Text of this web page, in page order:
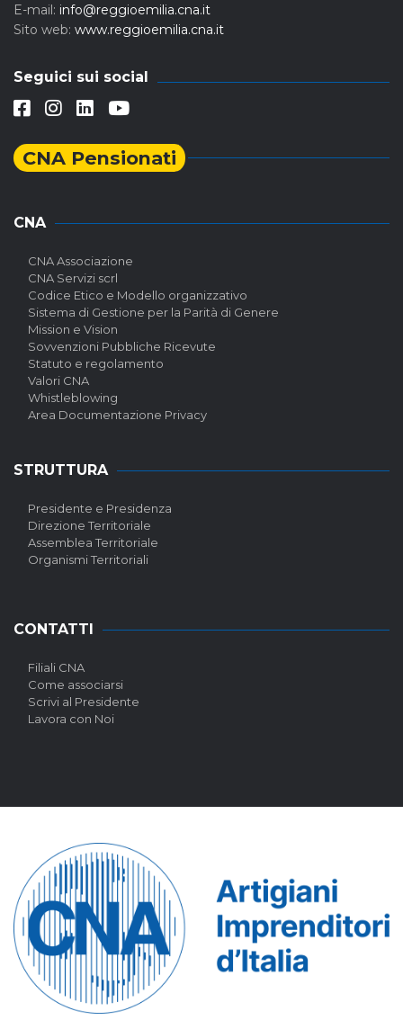
E-mail: info@reggioemilia.cna.it
Sito web: www.reggioemilia.cna.it
Seguici sui social
CNA Pensionati
CNA
CNA Associazione
CNA Servizi scrl
Codice Etico e Modello organizzativo
Sistema di Gestione per la Parità di Genere
Mission e Vision
Sovvenzioni Pubbliche Ricevute
Statuto e regolamento
Valori CNA
Whistleblowing
Area Documentazione Privacy
STRUTTURA
Presidente e Presidenza
Direzione Territoriale
Assemblea Territoriale
Organismi Territoriali
CONTATTI
Filiali CNA
Come associarsi
Scrivi al Presidente
Lavora con Noi